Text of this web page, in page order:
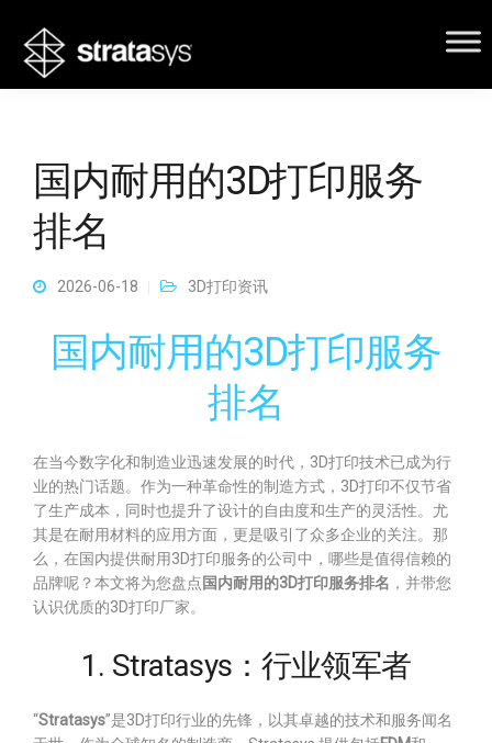
国内耐用的3D打印服务
排名
2026-06-18 3D打印资讯
国内耐用的3D打印服务
排名
在当今数字化和制造业迅速发展的时代，3D打印技术已成为行
业的热门话题。作为一种革命性的制造方式，3D打印不仅节省
了生产成本，同时也提升了设计的自由度和生产的灵活性。尤
其是在耐用材料的应用方面，更是吸引了众多企业的关注。那
么，在国内提供耐用3D打印服务的公司中，哪些是值得信赖的
品牌呢？本文将为您盘点国内耐用的3D打印服务排名 ，并带您
认识优质的3D打印厂家。
1. Stratasys：行业领军者
“Stratasys”是3D打印行业的先锋，以其卓越的技术和服务闻名